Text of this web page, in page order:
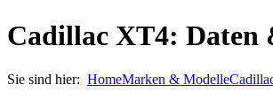
Cadillac XT4: Daten
Sie sind hier: HomeMarken & Modelle